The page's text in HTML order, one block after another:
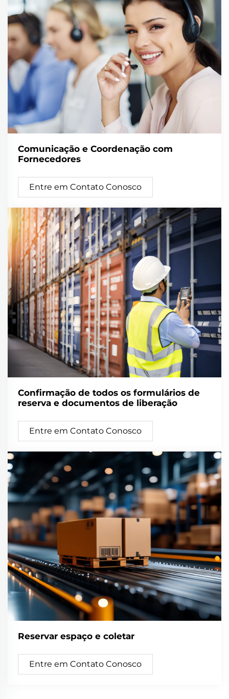
Comunicação e Coordenação com
Fornecedores
Entre em Contato Conosco
Confirmação de todos os formulários de
reserva e documentos de liberação
Entre em Contato Conosco
Reservar espaço e coletar
Entre em Contato Conosco